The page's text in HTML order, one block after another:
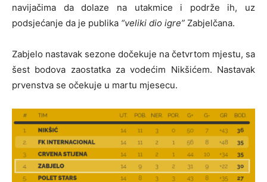
navijačima da dolaze na utakmice i podrže ih, uz
podsjećanje da je publika “veliki dio igre” Zabjelčana.
Zabjelo nastavak sezone dočekuje na četvrtom mjestu, sa
šest bodova zaostatka za vodećim Nikšićem. Nastavak
prvenstva se očekuje u martu mjesecu.